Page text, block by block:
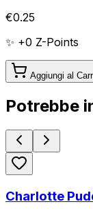
€0.25
✨ +0 Z-Points
Aggiungi al
Potrebbe
Charlotte